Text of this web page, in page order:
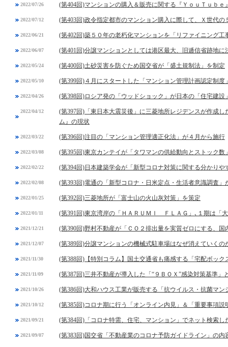
2022/07/26 (第404回)マンションの購入＆販売に関する『ＹｏｕＴｕｂｅ
2022/07/12 (第403回)政令指定都市のマンション購入に際して、Ｘ世代
2022/06/21 (第402回)築５０年の老朽化マンションを「リファイニング工
2022/06/07 (第401回)分譲マンションとしては港区最大、旧逓信省跡地
2022/05/24 (第400回)土砂災害を防ぐため国交省が「盛土規制法」を制定
2022/05/10 (第399回)４月にスタートした「マンション管理計画認定制度
2022/04/26 (第398回)ロシア発の「ウッドショック」が日本の「住宅建設
2022/04/12
(第397回)「東日本大震災後」に三菱地所レジデンスが作成
ム』の現状
2022/03/22 (第396回)注目の「マンション管理適正化法」が４月から施行
2022/03/08 (第395回)東京カンテイが「タワマンの供給動向とストック数
2022/02/22 (第394回)日本建築学会が「新型コロナ対策に関する分かりや
2022/02/08 (第393回)電通の「新型コロナ・日米定点・生活者意識調査」
2022/01/25 (第392回)三菱地所が「富士山の火山灰対策」を策定
2022/01/11 (第391回)東京湾岸の「ＨＡＲＵＭＩ ＦＬＡＧ」､１期は「
2021/12/21 (第390回)野村不動産が「ＣＯ２排出量を実質ゼロにする、
2021/12/07 (第389回)分譲マンションの機械式駐車場はなぜ消えていくの
2021/11/30 (第388回)【特別コラム】国土交通省も痛感する「宅配ボック
2021/11/09 (第387回)三井不動産が導入した「“９ＢＯＸ”感染対策基準」
2021/10/26 (第386回)大和ハウス工業が販売する「抗ウイルス・抗菌マン
2021/10/12 (第385回)コロナ期に行う「オンライン内見」＆「重要事項説
2021/09/21 (第384回)「コロナ特需、住宅、マンション」でネット検索し
2021/09/07 (第383回)国交省「不動産業のコロナ予防ガイドライン」の内